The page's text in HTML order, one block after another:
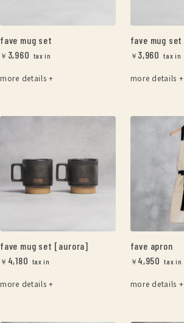
fave mug set
￥ 3,960
more details +
fave mug set
￥ 3,960
more details +
fave mug set [aurora]
￥ 4,180
more details +
fave apron
￥ 4,950
more details +